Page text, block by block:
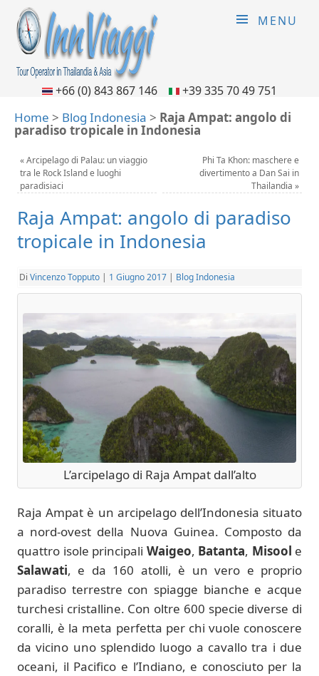
MENU
+66 (0) 843 867 146 +39 335 70 49 751
Home > Blog Indonesia > Raja Ampat: angolo di
paradiso tropicale in Indonesia
«Arcipelago di Palau: un viaggio
tra le Rock Island e luoghi
paradisiaci
Phi Ta Khon: maschere e
divertimento a Dan Sai in
Thailandia »
Raja Ampat: angolo di paradiso
tropicale in Indonesia
Di Vincenzo Topputo | 1 Giugno 2017 | Blog Indonesia
L’arcipelago di Raja Ampat dall’alto
Raja Ampat è un arcipelago dell’Indonesia situato
a nord-ovest della Nuova Guinea. Composto da
quattro isole principali Waigeo, Batanta, Misool e
Salawati, e da 160 atolli, è un vero e proprio
paradiso terrestre con spiagge bianche e acque
turchesi cristalline. Con oltre 600 specie diverse di
coralli, è la meta perfetta per chi vuole conoscere
da vicino uno splendido luogo a cavallo tra i due
oceani, il Pacifico e l’Indiano, e conosciuto per la